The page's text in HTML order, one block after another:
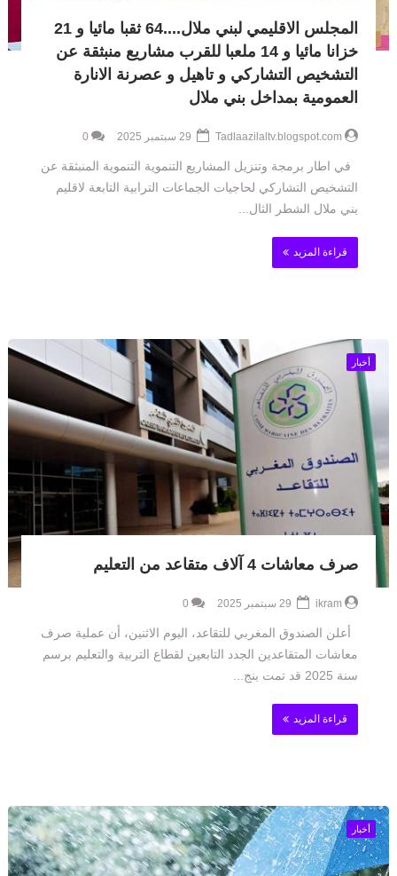
المجلس الاقليمي لبني ملال....64 ثقبا مائيا و 21
خزانا مائيا و 14 ملعبا للقرب مشاريع منبثقة عن
التشخيص التشاركي و تاهيل و عصرنة الانارة
العمومية بمداخل بني ملال
Tadlaazilaltv.blogspot.com
0
في اطار برمجة وتنزيل المشاريع التنموية التنموية المنبثقة عن
التشخيص التشاركي لحاجيات الجماعات الترابية التابعة لاقليم
بني ملال الشطر الثال...
قراءة المزيد
أخبار
صرف معاشات 4 آلاف متقاعد من التعليم
ikram
0
أعلن الصندوق المغربي للتقاعد، اليوم الاثنين، أن عملية صرف
معاشات المتقاعدين الجدد التابعين لقطاع التربية والتعليم برسم
سنة 2025 قد تمت بنج...
قراءة المزيد
أخبار